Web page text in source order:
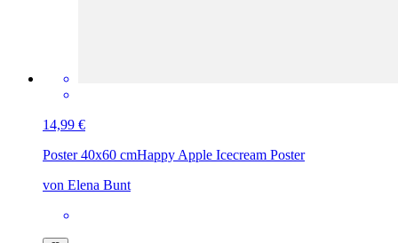
14,99 €
Poster 40x60 cmHappy Apple Icecream Poster
von Elena Bunt